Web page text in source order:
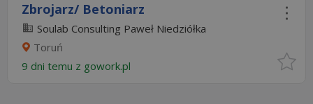
Zbrojarz/ Betoniarz
Soulab Consulting Paweł Niedziółka
Toruń
9 dni temu z gowork.pl